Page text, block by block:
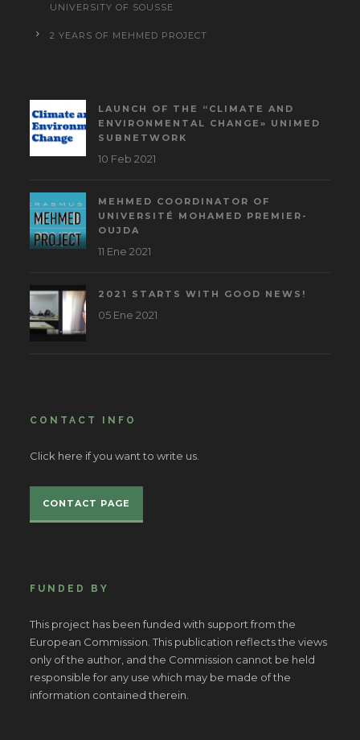
UNIVERSITY OF SOUSSE
2 YEARS OF MEHMED PROJECT
LAUNCH OF THE “CLIMATE AND
ENVIRONMENTAL CHANGE» UNIMED
SUBNETWORK
10 Feb 2021
MEHMED COORDINATOR OF
UNIVERSITÉ MOHAMED PREMIER-
OUJDA
11 Ene 2021
2021 STARTS WITH GOOD NEWS!
05 Ene 2021
CONTACT INFO
Click here if you want to write us.
CONTACT PAGE
FUNDED BY
This project has been funded with support from the
European Commission. This publication reflects the views
only of the author, and the Commission cannot be held
responsible for any use which may be made of the
information contained therein.